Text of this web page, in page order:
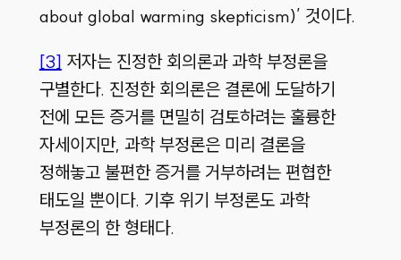
about global warming skepticism)’ 것이다.
[3] 저자는 진정한 회의론과 과학 부정론을
구별한다. 진정한 회의론은 결론에 도달하기
전에 모든 증거를 면밀히 검토하려는 훌륭한
자세이지만, 과학 부정론은 미리 결론을
정해놓고 불편한 증거를 거부하려는 편협한
태도일 뿐이다. 기후 위기 부정론도 과학
부정론의 한 형태다.